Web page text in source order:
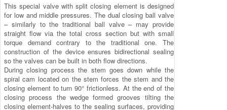
This special valve with split closing element is designed
for low and middle pressures. The dual closing ball valve
– similarly to the traditional ball valve – may provide
straight flow via the total cross section but with small
torque demand contrary to the traditional one. The
construction of the device ensures bidirectional sealing
so the valves can be built in both flow directions.
During closing process the stem goes down while the
spiral cam located on the stem forces the stem and the
closing element to turn 90° frictionless. At the end of the
closing process the wedge formed grooves tilting the
closing element-halves to the sealing surfaces, providing